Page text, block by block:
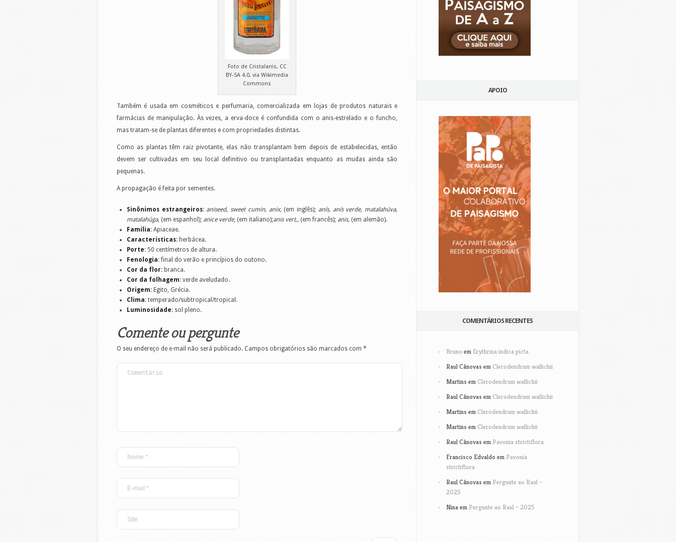
Foto de Cristalanis, CC
BY-SA 4.0, via Wikimedia
Commons
Também é usada em cosméticos e perfumaria, comercializada em lojas de produtos naturais e
farmácias de manipulação. Às vezes, a erva-doce é confundida com o anis-estrelado e o funcho,
mas tratam-se de plantas diferentes e com propriedades distintas.
Como as plantas têm raiz pivotante, elas não transplantam bem depois de estabelecidas, então
devem ser cultivadas em seu local definitivo ou transplantadas enquanto as mudas ainda são
pequenas.
A propagação é feita por sementes.
Sinônimos estrangeiros: aniseed, sweet cumin, anix,(em inglês); anís, anís verde, matalahúva,
matalahúga, (em espanhol); anice verde, (em italiano);anis vert,, (em francês); anis, (em alemão).
Família: Apiaceae.
Características: herbácea.
Porte: 50 centímetros de altura.
Fenologia: final do verão e princípios do outono.
Cor da flor: branca.
Cor da folhagem: verde aveludado.
Origem: Egito, Grécia.
Clima: temperado/subtropical/tropical.
Luminosidade: sol pleno.
Comente ou pergunte
O seu endereço de e-mail não será publicado. Campos obrigatórios são marcados com *
APOIO
COMENTÁRIOS RECENTES
Bruno em Erythrina indica picta
Raul Cânovas em Clerodendrum wallichii
Martins em Clerodendrum wallichii
Raul Cânovas em Clerodendrum wallichii
Martins em Clerodendrum wallichii
Martins em Clerodendrum wallichii
Raul Cânovas em Pavonia strictiflora
Francisco Edvaldo em Pavonia
strictiflora
Raul Cânovas em Pergunte ao Raul –
2025
Ninaem Pergunte ao Raul – 2025